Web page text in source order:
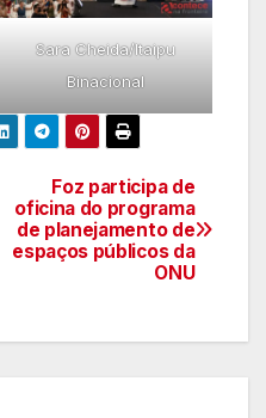
Sara Cheida/Itaipu
Binacional
Foz participa de
oficina do programa
de planejamento de
espaços públicos da
ONU